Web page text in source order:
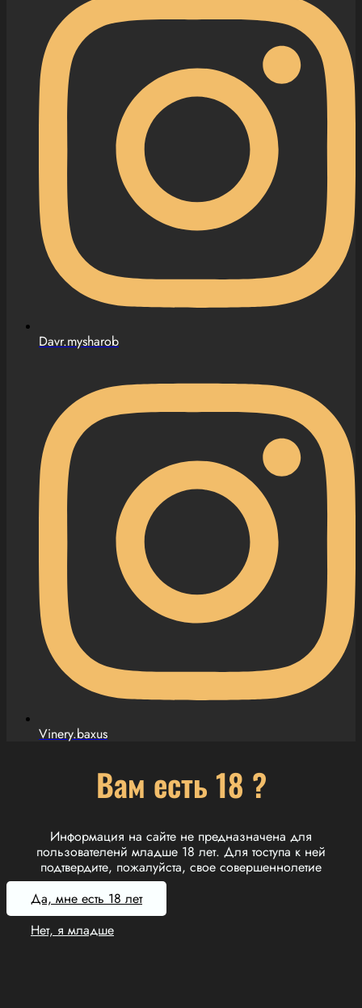
Davr.mysharob
Vinery.baxus
Вам есть 18 ?
Информация на сайте не предназначена для
пользователенй младше 18 лет. Для тоступа к ней
подтвердите, пожалуйста, свое совершеннолетие
Да, мне есть 18 лет
Нет, я младше